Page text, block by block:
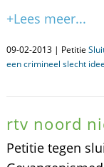
+Lees meer...
09-02-2013 | Petitie
een crimineel slecht idee
rtv noord
Petitie tegen